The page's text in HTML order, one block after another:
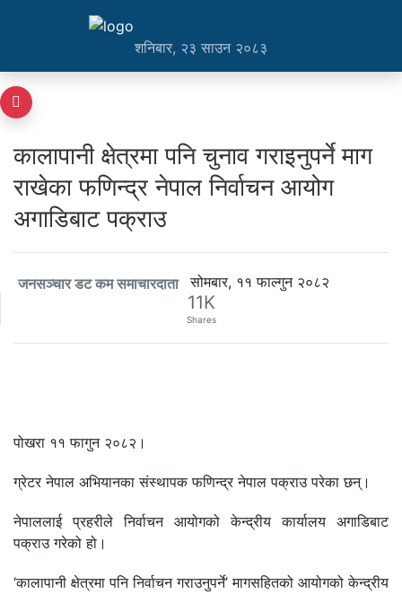
शनिबार, २३ साउन २०८३
कालापानी क्षेत्रमा पनि चुनाव गराइनुपर्ने माग
राखेका फणिन्द्र नेपाल निर्वाचन आयोग
अगाडिबाट पक्राउ
जनसञ्चार डट कम समाचारदाता सोमबार, ११ फाल्गुन २०८२
11K
Shares
पोखरा ११ फागुन २०८२।
ग्रेटर नेपाल अभियानका संस्थापक फणिन्द्र नेपाल पक्राउ परेका छन्।
नेपाललाई प्रहरीले निर्वाचन आयोगको केन्द्रीय कार्यालय अगाडिबाट
पक्राउ गरेको हो।
‘कालापानी क्षेत्रमा पनि निर्वाचन गराउनुपर्ने’ मागसहितको आयोगको केन्द्रीय